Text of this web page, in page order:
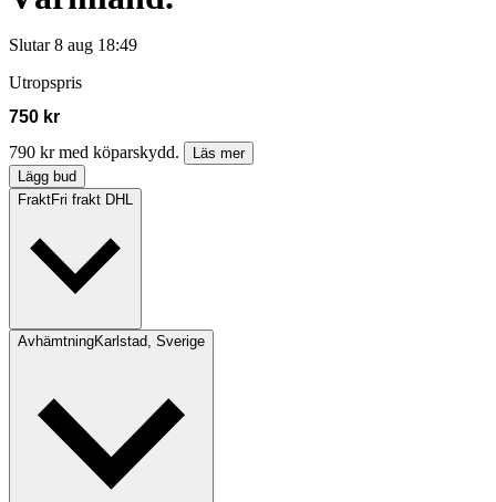
Slutar 8 aug 18:49
Utropspris
750 kr
790 kr med köparskydd.
Läs mer
Lägg bud
FraktFri frakt DHL
AvhämtningKarlstad, Sverige